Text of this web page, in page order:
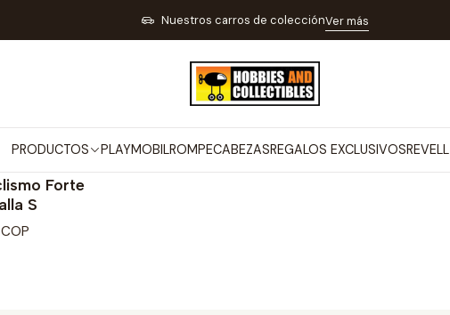
PRODUCTOS PLAYMOBILROMPECABEZASREGALOS EXCLUSIVOSREVELL
Nuestros carros de colecciónVer más
Inicio MARCAS FORTE
FORTE
Forte
S